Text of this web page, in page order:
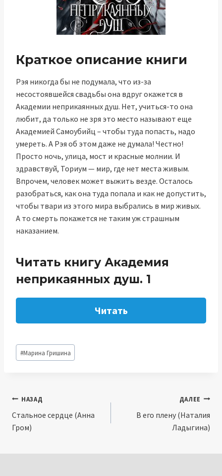
Краткое описание книги
Рэя никогда бы не подумала, что из-за
несостоявшейся свадьбы она вдруг окажется в
Академии неприкаянных душ. Нет, учиться-то она
любит, да только не зря это место называют еще
Академией Самоубийц – чтобы туда попасть, надо
умереть. А Рэя об этом даже не думала! Честно!
Просто ночь, улица, мост и красные молнии. И
здравствуй, Ториум — мир, где нет места живым.
Впрочем, человек может выжить везде. Осталось
разобраться, как она туда попала и как не допустить,
чтобы твари из этого мира выбрались в мир живых.
А то смерть покажется не таким уж страшным
наказанием.
Читать книгу Академия
неприкаянных душ. 1
Читать
Метки
записи:
#Марина Гришина
Навигация
по
НАЗАД
Стальное сердце (Анна
Гром)
ДАЛЕЕ
В его плену (Наталия
Ладыгина)